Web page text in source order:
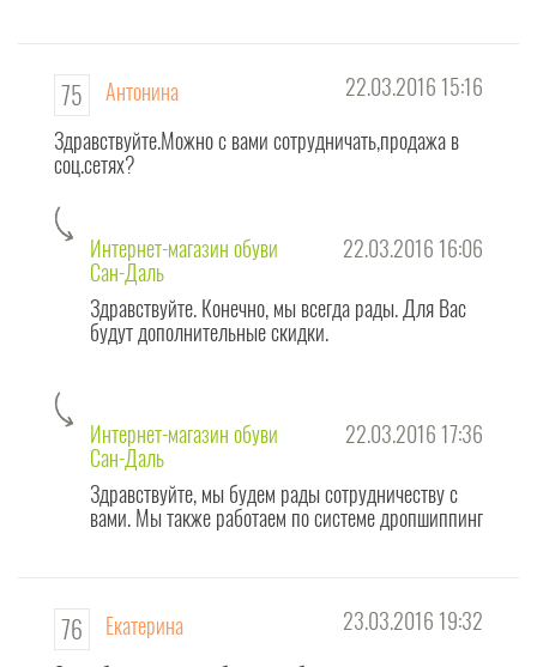
75 Антонина
22.03.2016 15:16
Здравствуйте.Можно с вами сотрудничать,продажа в
соц.сетях?
Интернет-магазин обуви
Сан-Даль
22.03.2016 16:06
Здравствуйте. Конечно, мы всегда рады. Для Вас
будут дополнительные скидки.
Интернет-магазин обуви
Сан-Даль
22.03.2016 17:36
Здравствуйте, мы будем рады сотрудничеству с
вами. Мы также работаем по системе дропшиппинг
76 Екатерина
23.03.2016 19:32